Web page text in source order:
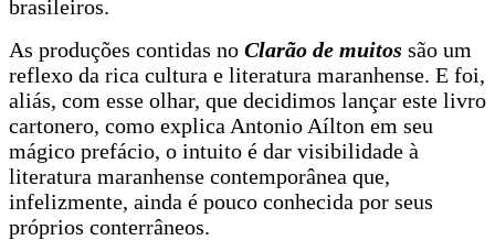
brasileiros.
As produções contidas no Clarão de muitos são um
reflexo da rica cultura e literatura maranhense. E foi,
aliás, com esse olhar, que decidimos lançar este livro
cartonero, como explica Antonio Aílton em seu
mágico prefácio, o intuito é dar visibilidade à
literatura maranhense contemporânea que,
infelizmente, ainda é pouco conhecida por seus
próprios conterrâneos.